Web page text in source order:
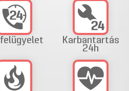
Karbantartás
24h